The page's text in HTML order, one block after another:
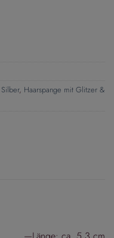
, Haarspange mit Glitzer &